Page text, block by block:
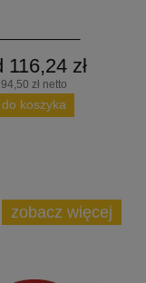
116,24 zł
94,50 zł netto
do koszyka
zobacz więcej